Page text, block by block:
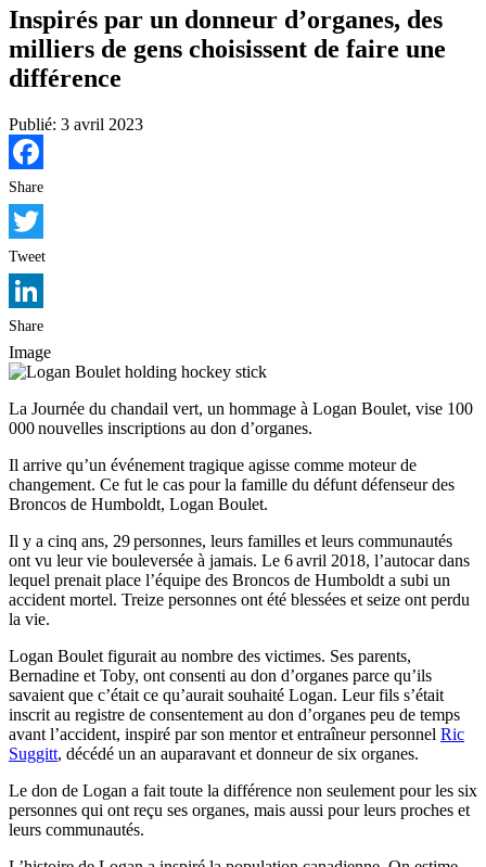
Inspirés par un donneur d’organes, des
milliers de gens choisissent de faire une
différence
Publié: 3 avril 2023
Facebook
Share
Twitter
Tweet
LinkedIn
Share
Image
La Journée du chandail vert, un hommage à Logan Boulet, vise 100
000 nouvelles inscriptions au don d’organes.
Il arrive qu’un événement tragique agisse comme moteur de
changement. Ce fut le cas pour la famille du défunt défenseur des
Broncos de Humboldt, Logan Boulet.
Il y a cinq ans, 29 personnes, leurs familles et leurs communautés
ont vu leur vie bouleversée à jamais. Le 6 avril 2018, l’autocar dans
lequel prenait place l’équipe des Broncos de Humboldt a subi un
accident mortel. Treize personnes ont été blessées et seize ont perdu
la vie.
Logan Boulet figurait au nombre des victimes. Ses parents,
Bernadine et Toby, ont consenti au don d’organes parce qu’ils
savaient que c’était ce qu’aurait souhaité Logan. Leur fils s’était
inscrit au registre de consentement au don d’organes peu de temps
avant l’accident, inspiré par son mentor et entraîneur personnel Ric
Suggitt, décédé un an auparavant et donneur de six organes.
Le don de Logan a fait toute la différence non seulement pour les six
personnes qui ont reçu ses organes, mais aussi pour leurs proches et
leurs communautés.